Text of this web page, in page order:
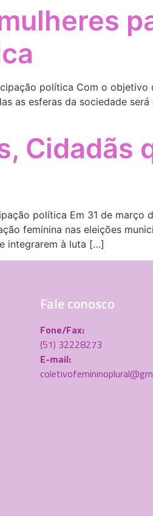
política Com o objetivo
as esferas da sociedade
Cidadãs
política Em 31 de março
feminina nas eleições
integrarem à luta […]
Fale conosco
Fone/Fax:
(51) 32228273
E-mail: